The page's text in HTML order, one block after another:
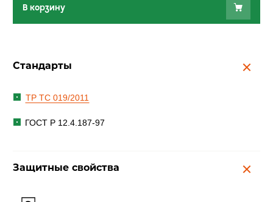
В корзину
Стандарты
ТР ТС 019/2011
ГОСТ Р 12.4.187-97
Защитные свойства